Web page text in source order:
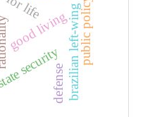
good livingbrazilian left-wing
security
defense
public policy